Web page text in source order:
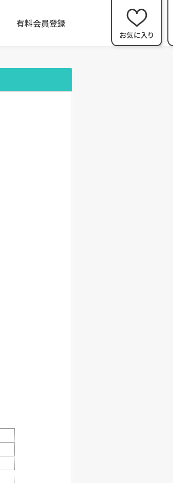
有料会員登録